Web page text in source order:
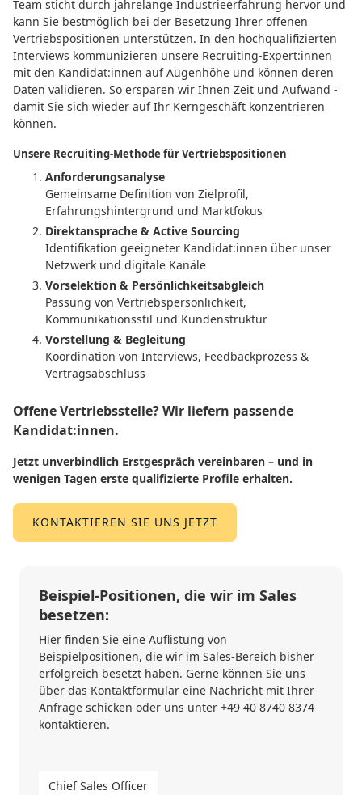
Team sticht durch jahrelange Industrieerfahrung hervor und
kann Sie bestmöglich bei der Besetzung Ihrer offenen
Vertriebspositionen unterstützen. In den hochqualifizierten
Interviews kommunizieren unsere Recruiting-Expert:innen
mit den Kandidat:innen auf Augenhöhe und können deren
Daten validieren. So ersparen wir Ihnen Zeit und Aufwand -
damit Sie sich wieder auf Ihr Kerngeschäft konzentrieren
können.
Unsere Recruiting-Methode für Vertriebspositionen
Anforderungsanalyse
Gemeinsame Definition von Zielprofil,
Erfahrungshintergrund und Marktfokus
Direktansprache & Active Sourcing
Identifikation geeigneter Kandidat:innen über unser
Netzwerk und digitale Kanäle
Vorselektion & Persönlichkeitsabgleich
Passung von Vertriebspersönlichkeit,
Kommunikationsstil und Kundenstruktur
Vorstellung & Begleitung
Koordination von Interviews, Feedbackprozess &
Vertragsabschluss
Offene Vertriebsstelle? Wir liefern passende
Kandidat:innen.
Jetzt unverbindlich Erstgespräch vereinbaren – und in
wenigen Tagen erste qualifizierte Profile erhalten.
KONTAKTIEREN SIE UNS JETZT
Beispiel-Positionen, die wir im Sales
besetzen:
Hier finden Sie eine Auflistung von
Beispielpositionen, die wir im Sales-Bereich bisher
erfolgreich besetzt haben. Gerne können Sie uns
über das Kontaktformular eine Nachricht mit Ihrer
Anfrage schicken oder uns unter +49 40 8740 8374
kontaktieren.
Chief Sales Officer